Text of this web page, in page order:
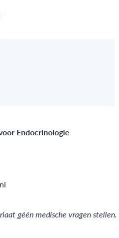
Endocrinologie
géén medische vragen